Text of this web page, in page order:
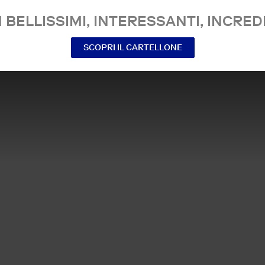
BELLISSIMI, INTERESSANTI,
SCOPRI IL CARTELLONE